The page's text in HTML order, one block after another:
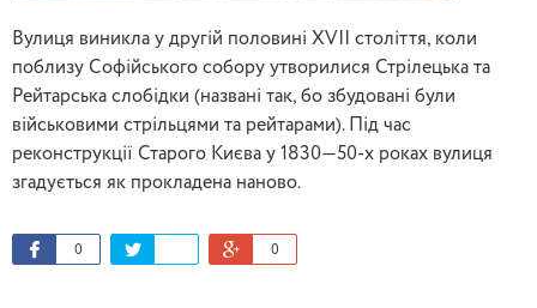
Вулиця виникла у другій половині XVII століття, коли
поблизу Софійського собору утворилися Стрілецька та
Рейтарська слобідки (названі так, бо збудовані були
військовими стрільцями та рейтарами). Під час
реконструкції Старого Києва у 1830—50-х роках вулиця
згадується як прокладена наново.
0 0